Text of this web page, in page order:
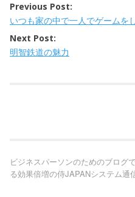
P
o
s
i
Previous Post:
いつも家の中で一人でゲームを
Next Post:
明智鉄道の魅力
ビジネスパーソンのためのブログ
る効果倍増の侍JAPANシステム通